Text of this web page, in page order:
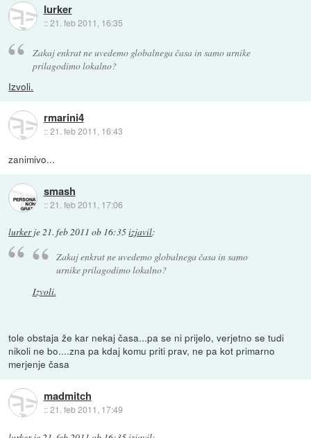
lurker
::21. feb 2011, 16:35
Zakaj enkrat ne uvedemo globalnega časa in samo urnike
prilagodimo lokalno?
Izvoli.
rmarini4
::21. feb 2011, 16:43
zanimivo...
smash
::21. feb 2011, 17:06
lurkerje21. feb 2011 ob 16:35izjavil:
Zakaj enkrat ne uvedemo globalnega časa in samo
urnike prilagodimo lokalno?
Izvoli.
tole obstaja že kar nekaj časa...pa se ni prijelo, verjetno se tudi
nikoli ne bo....zna pa kdaj komu priti prav, ne pa kot primarno
merjenje časa
madmitch
::21. feb 2011, 17:49